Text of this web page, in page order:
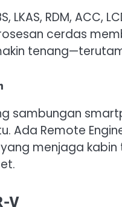
LKAS, RDM,
cerdas
sambungan
Ada Remote
menjaga
V